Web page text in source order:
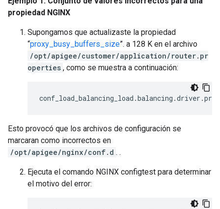
propiedad NGINX
Supongamos que actualizaste la propiedad
“proxy_busy_buffers_size”. a 128 K en el archivo
/opt/apigee/customer/application/router.pr
operties , como se muestra a continuación:
conf_load_balancing_load .balancing .driver .
Esto provocó que los archivos de configuración se
marcaran como incorrectos en
/opt/apigee/nginx/conf.d . .
Ejecuta el comando NGINX configtest para determinar
el motivo del error: